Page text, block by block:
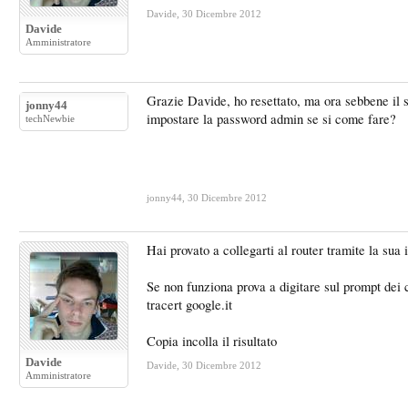
Davide
Amministratore
Davide 30 Dicembre 2012
jonny44
techNewbie
Grazie Davide, ho resettato, ma ora sebbene il
impostare la password admin se si come fare?
jonny44 30 Dicembre 2012
Davide
Amministratore
Hai provato a collegarti al router tramite la
Se non funziona prova a digitare sul prompt
tracert google.it
Copia incolla il risultato
Davide 30 Dicembre 2012